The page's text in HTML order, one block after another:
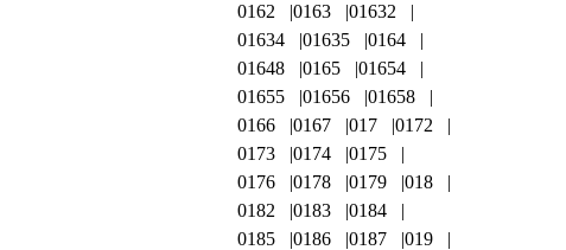
0162
0163
01632
01634
01635
0164
01648
0165
01654
01655
01656
01658
0166
0167 017
0172
0173
0174
0175
0176
0178 0179
018
0182
0183
0184
0185
0186 0187
019